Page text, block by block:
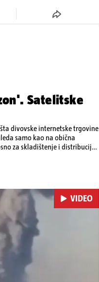
Satelitske
divovske internetske trgovine
samo kao na obična
za skladištenje i distribuciju
da se ekonomske posljedice
VIDEO